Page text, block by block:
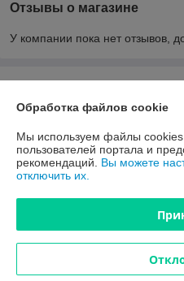
Отзывы о магазине
У компании пока нет отзывов,
Доставка и оплата
Полная версия сайта
Сайт создан на платформе
Обработка файлов cookie
Мы используем файлы cookies
пользователей портала и
рекомендаций. Вы можете
отключить их.